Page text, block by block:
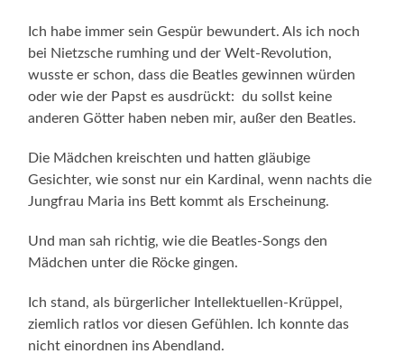
Ich habe immer sein Gespür bewundert. Als ich noch
bei Nietzsche rumhing und der Welt-Revolution,
wusste er schon, dass die Beatles gewinnen würden
oder wie der Papst es ausdrückt: du sollst keine
anderen Götter haben neben mir, außer den Beatles.
Die Mädchen kreischten und hatten gläubige
Gesichter, wie sonst nur ein Kardinal, wenn nachts die
Jungfrau Maria ins Bett kommt als Erscheinung.
Und man sah richtig, wie die Beatles-Songs den
Mädchen unter die Röcke gingen.
Ich stand, als bürgerlicher Intellektuellen-Krüppel,
ziemlich ratlos vor diesen Gefühlen. Ich konnte das
nicht einordnen ins Abendland.